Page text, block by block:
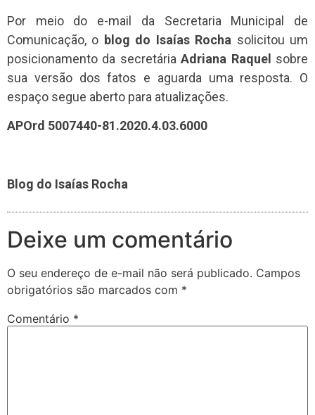
Por meio do e-mail da Secretaria Municipal de
Comunicação, o blog do Isaías Rocha solicitou um
posicionamento da secretáriaAdriana Raquel sobre
sua versão dos fatos e aguarda uma resposta. O
espaço segue aberto para atualizações.
APOrd 5007440-81.2020.4.03.6000
Blog do Isaías Rocha
Deixe um comentário
O seu endereço de e-mail não será publicado. Campos
obrigatórios são marcados com *
Comentário *